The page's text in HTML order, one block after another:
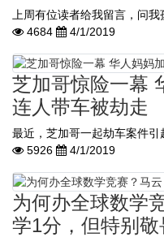
上周有位读者给我留言，问我
4684
4/1/2019
芝加哥惊险一幕
连人带车被劫走
最近，芝加哥一起劫车案件引
5926
4/1/2019
为何办全球数学
学1分，但特别敬